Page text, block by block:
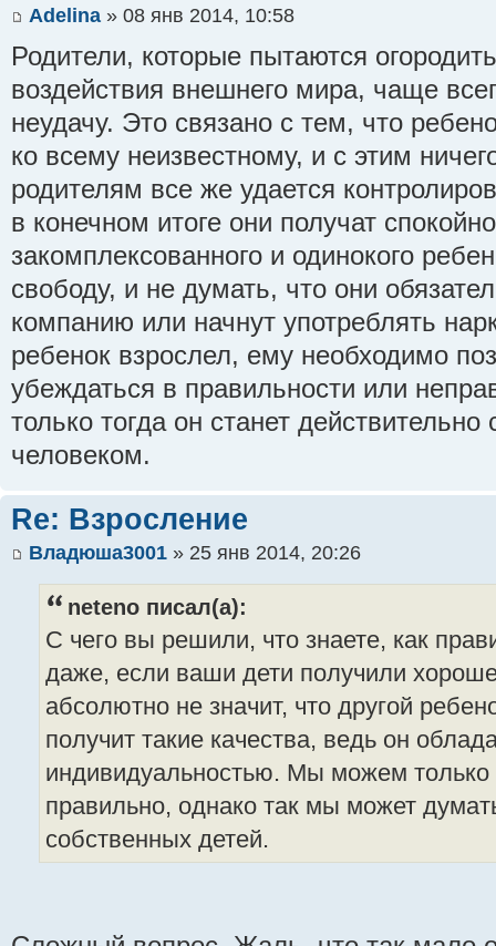
Adelina » 08 янв 2014, 10:58
Родители, которые пытаются
воздействия внешнего мира, чаще
неудачу. Это связано с тем, что
ко всему неизвестному, и с этим
родителям все же удается
в конечном итоге они получат
закомплексованного и одинокого
свободу, и не думать, что они
компанию или начнут употреблять
ребенок взрослел, ему необходимо
убеждаться в правильности или
только тогда он станет
человеком.
Re: Взросление
Владюша3001 » 25 янв 2014, 20:26
neteno писал(а):
С чего вы решили, что знаете, как
даже, если ваши дети получили
абсолютно не значит, что другой
получит такие качества, ведь он
индивидуальностью. Мы можем только
правильно, однако так мы может
собственных детей.